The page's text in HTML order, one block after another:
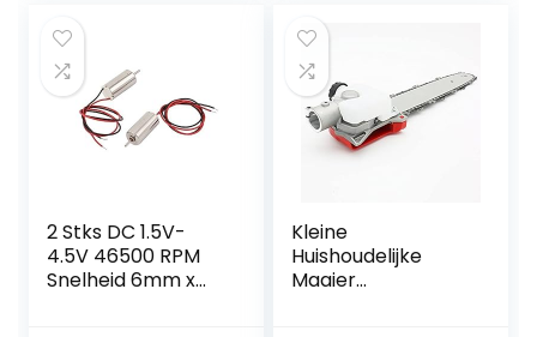
2 Stks DC 1.5V-
4.5V 46500 RPM
Snelheid 6mm x
Kleine
Huishoudelijke
Maaier